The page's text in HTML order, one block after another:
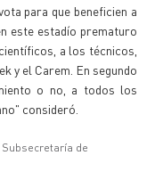
para que beneficien a
este estadío prematuro
a los técnicos,
y el Carem. En segundo
o no, a todos los
consideró.
Subsecretaría de